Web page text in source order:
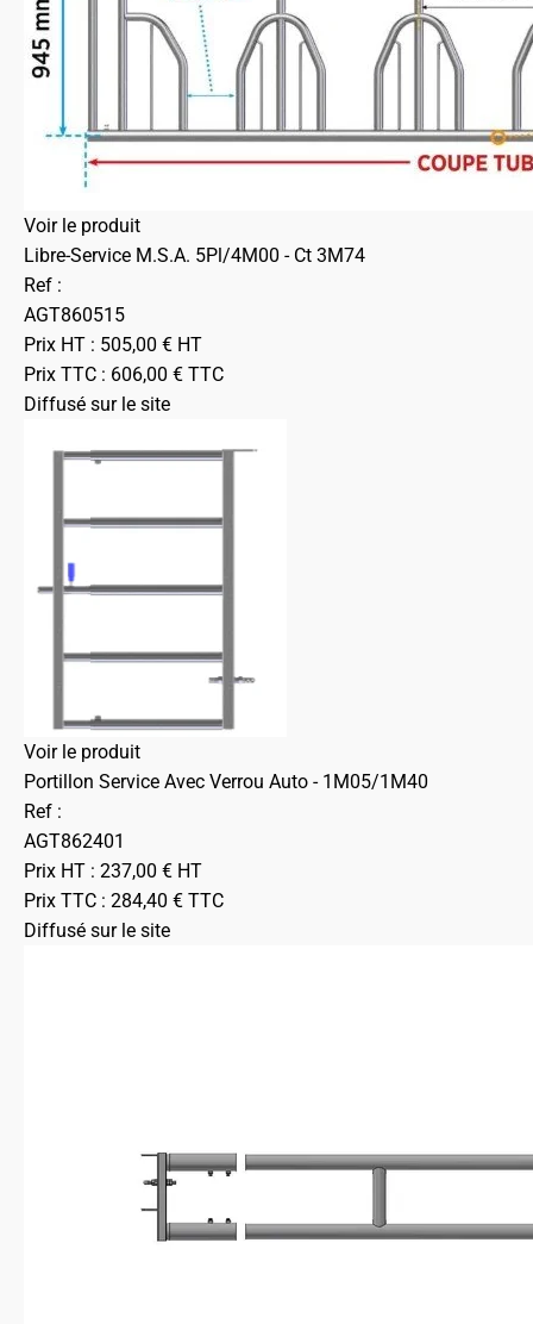
Voir le produit
Libre-Service M.S.A. 5Pl/4M00 - Ct 3M74
Ref :
AGT860515
Prix HT : 505,00 € HT
Prix TTC : 606,00 € TTC
Diffusé sur le site
Voir le produit
Portillon Service Avec Verrou Auto - 1M05/1M40
Ref :
AGT862401
Prix HT : 237,00 € HT
Prix TTC : 284,40 € TTC
Diffusé sur le site